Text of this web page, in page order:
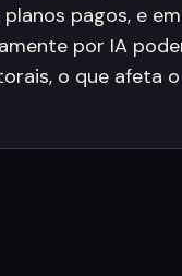
pagos, e
por IA
o que afeta